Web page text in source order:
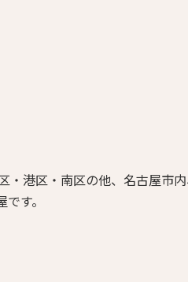
・港区・南区の他、名古屋市
す。